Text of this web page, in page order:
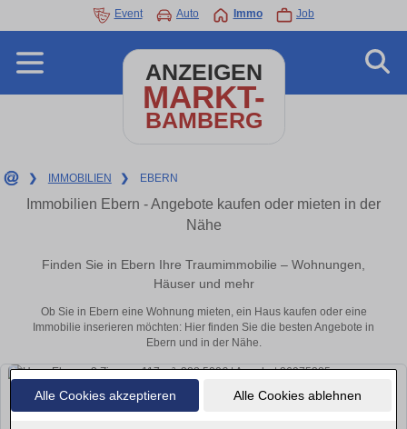
Alle Cookies akzeptieren Alle Cookies ablehnen
Event Auto Immo Job
ANZEIGEN
MARKT-
BAMBERG
❯ IMMOBILIEN ❯ EBERN
Immobilien Ebern - Angebote kaufen oder mieten in der
Nähe
Finden Sie in Ebern Ihre Traumimmobilie – Wohnungen,
Häuser und mehr
Ob Sie in Ebern eine Wohnung mieten, ein Haus kaufen oder eine
Immobilie inserieren möchten: Hier finden Sie die besten Angebote in
Ebern und in der Nähe.